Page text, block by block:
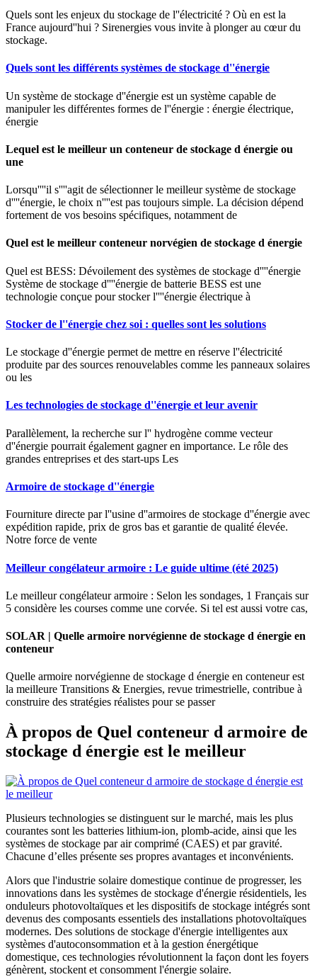
Quels sont les enjeux du stockage de l''électricité ? Où en est la
France aujourd''hui ? Sirenergies vous invite à plonger au cœur du
stockage.
Quels sont les différents systèmes de stockage d''énergie
Un système de stockage d''énergie est un système capable de
manipuler les différentes formes de l''énergie : énergie électrique,
énergie
Lequel est le meilleur un conteneur de stockage d énergie ou
une
Lorsqu''''il s''''agit de sélectionner le meilleur système de stockage
d''''énergie, le choix n''''est pas toujours simple. La décision dépend
fortement de vos besoins spécifiques, notamment de
Quel est le meilleur conteneur norvégien de stockage d énergie
Quel est BESS: Dévoilement des systèmes de stockage d''''énergie
Système de stockage d''''énergie de batterie BESS est une
technologie conçue pour stocker l''''énergie électrique à
Stocker de l''énergie chez soi : quelles sont les solutions
Le stockage d''énergie permet de mettre en réserve l''électricité
produite par des sources renouvelables comme les panneaux solaires
ou les
Les technologies de stockage d''énergie et leur avenir
Parallèlement, la recherche sur l'' hydrogène comme vecteur
d''énergie pourrait également gagner en importance. Le rôle des
grandes entreprises et des start-ups Les
Armoire de stockage d''énergie
Fourniture directe par l''usine d''armoires de stockage d''énergie avec
expédition rapide, prix de gros bas et garantie de qualité élevée.
Notre force de vente
Meilleur congélateur armoire : Le guide ultime (été 2025)
Le meilleur congélateur armoire : Selon les sondages, 1 Français sur
5 considère les courses comme une corvée. Si tel est aussi votre cas,
SOLAR | Quelle armoire norvégienne de stockage d énergie en
conteneur
Quelle armoire norvégienne de stockage d énergie en conteneur est
la meilleure Transitions & Energies, revue trimestrielle, contribue à
construire des stratégies réalistes pour se passer
À propos de Quel conteneur d armoire de
stockage d énergie est le meilleur
Plusieurs technologies se distinguent sur le marché, mais les plus
courantes sont les batteries lithium-ion, plomb-acide, ainsi que les
systèmes de stockage par air comprimé (CAES) et par gravité.
Chacune d’elles présente ses propres avantages et inconvénients.
Alors que l'industrie solaire domestique continue de progresser, les
innovations dans les systèmes de stockage d'énergie résidentiels, les
onduleurs photovoltaïques et les dispositifs de stockage intégrés sont
devenus des composants essentiels des installations photovoltaïques
modernes. Des solutions de stockage d'énergie intelligentes aux
systèmes d'autoconsommation et à la gestion énergétique
domestique, ces technologies révolutionnent la façon dont les foyers
génèrent, stockent et consomment l'énergie solaire.